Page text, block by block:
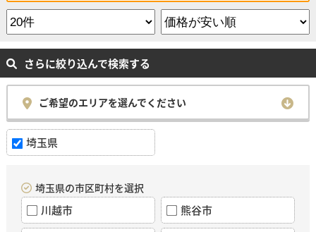
さらに絞り込んで検索する
ご希望のエリアを選んでください
埼玉県
埼玉県の市区町村を選択
川越市 熊谷市